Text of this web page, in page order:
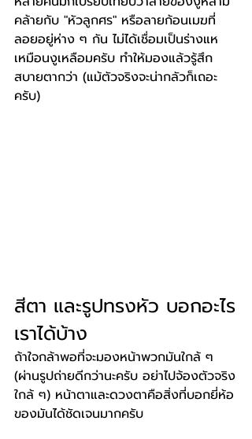
คล้ายกับ "หัวลูกศร" หรือลายก้อนเมฆที่
ลอยอยู่ห่าง ๆ กัน ไม่ได้เชื่อมเป็นร่างแห
เหมือนงูเหลือมครับ ทำให้มองแล้วรู้สึก
สบายตากว่า (แม้ตัวจริงจะน่ากลัวก็เถอะ
ครับ)
สีตา และรูปทรงหัว บอกอะไร
เราได้บ้าง
ถ้าใจกล้าพอที่จะมองหน้าพวกมันใกล้ ๆ
(ผ่านรูปถ่ายดีกว่านะครับ อย่าไปจ้องตัวจริง
ใกล้ ๆ) หน้าตาและดวงตาคือสิ่งที่บอกยี่ห้อ
ของมันได้ชัดเจนมากครับ